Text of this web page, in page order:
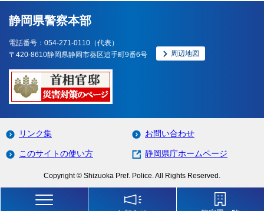
静岡県警察本部
電話番号：054-271-0110（代表）
〒420-8610静岡県静岡市葵区追手町9番6号
周辺地図
リンク集 お問い合わせ
このサイトの使い方 静岡県庁ホームページ
Copyright © Shizuoka Pref. Police. All Rights Reserved.